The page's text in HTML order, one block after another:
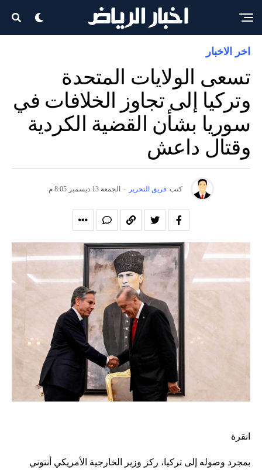
اخر الاخبار
تسعى الولايات المتحدة
وتركيا إلى تجاوز الخلافات في
سوريا بشأن القضية الكردية
وقتال داعش
كتب فريق التحرير - الجمعة 13 ديسمبر 8:05 م
انقرة
بمجرد وصوله إلى تركيا، ركز وزير الخارجية الأمريكي أنتوني